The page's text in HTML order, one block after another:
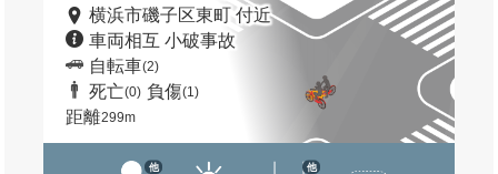
横浜市磯子区東町 付近
車両相互 小破事故
自転車(2)
死亡(0) 負傷(1)
距離299m
他 他